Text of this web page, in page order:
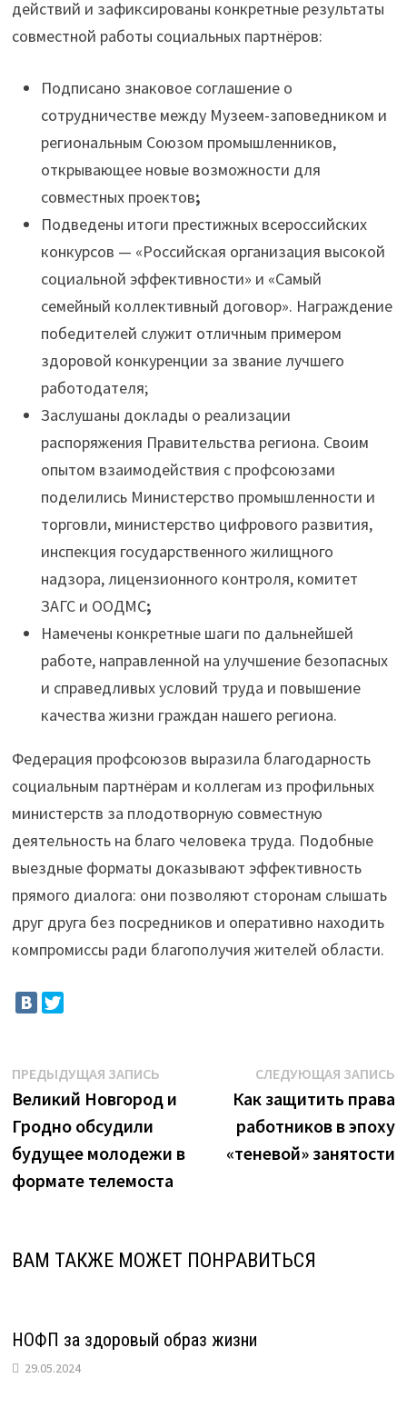
действий и зафиксированы конкретные результаты
совместной работы социальных партнёров:
Подписано знаковое соглашение о
сотрудничестве между Музеем-заповедником и
региональным Союзом промышленников,
открывающее новые возможности для
совместных проектов;
Подведены итоги престижных всероссийских
конкурсов — «Российская организация высокой
социальной эффективности» и «Самый
семейный коллективный договор». Награждение
победителей служит отличным примером
здоровой конкуренции за звание лучшего
работодателя;
Заслушаны доклады о реализации
распоряжения Правительства региона. Своим
опытом взаимодействия с профсоюзами
поделились Министерство промышленности и
торговли, министерство цифрового развития,
инспекция государственного жилищного
надзора, лицензионного контроля, комитет
ЗАГС и ООДМС;
Намечены конкретные шаги по дальнейшей
работе, направленной на улучшение безопасных
и справедливых условий труда и повышение
качества жизни граждан нашего региона.
Федерация профсоюзов выразила благодарность
социальным партнёрам и коллегам из профильных
министерств за плодотворную совместную
деятельность на благо человека труда. Подобные
выездные форматы доказывают эффективность
прямого диалога: они позволяют сторонам слышать
друг друга без посредников и оперативно находить
компромиссы ради благополучия жителей области.
Навигация
по
записям
ПРЕДЫДУЩАЯ ЗАПИСЬ
запись:
Великий Новгород и
Гродно обсудили
будущее молодежи в
формате телемоста
СЛЕДУЮЩАЯ ЗАПИСЬ
Как защитить права
работников в эпоху
«теневой» занятости
ВАМ ТАКЖЕ МОЖЕТ ПОНРАВИТЬСЯ
НОФП за здоровый образ жизни
29.05.2024